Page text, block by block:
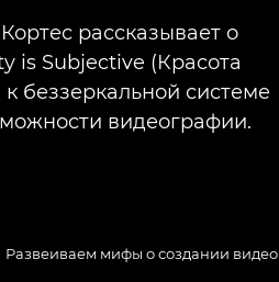
рассказывает о
is Subjective (Красота
беззеркальной системе
видеографии.
Развеиваем мифы о создании видео